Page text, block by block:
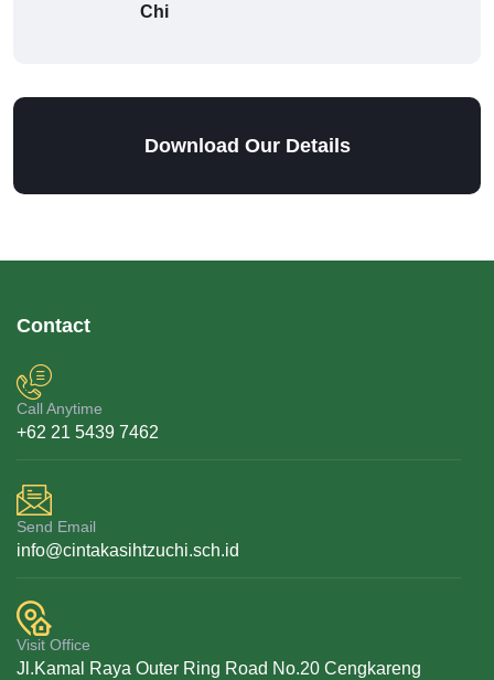
Chi
Download Our Details
Contact
Call Anytime
+62 21 5439 7462
Send Email
info@cintakasihtzuchi.sch.id
Visit Office
Jl.Kamal Raya Outer Ring Road No.20 Cengkareng